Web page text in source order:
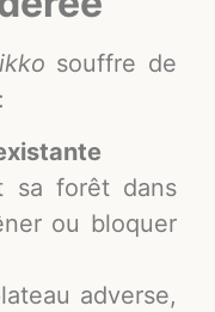
souffre de
sa forêt dans
ou bloquer
adverse,